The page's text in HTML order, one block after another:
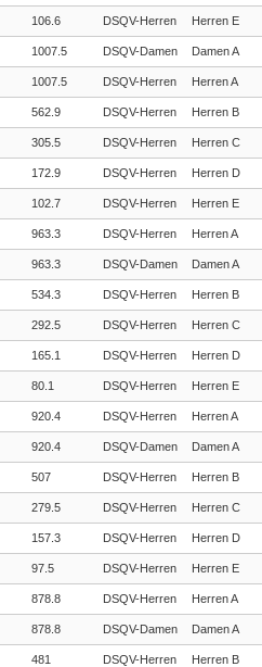
106.6 DSQV-Herren Herren E
1007.5 DSQV-Damen Damen A
1007.5 DSQV-Herren Herren A
562.9 DSQV-Herren Herren B
305.5 DSQV-Herren Herren C
172.9 DSQV-Herren Herren D
102.7 DSQV-Herren Herren E
963.3 DSQV-Herren Herren A
963.3 DSQV-Damen Damen A
534.3 DSQV-Herren Herren B
292.5 DSQV-Herren Herren C
165.1 DSQV-Herren Herren D
80.1 DSQV-Herren Herren E
920.4 DSQV-Herren Herren A
920.4 DSQV-Damen Damen A
507 DSQV-Herren Herren B
279.5 DSQV-Herren Herren C
157.3 DSQV-Herren Herren D
97.5 DSQV-Herren Herren E
878.8 DSQV-Herren Herren A
878.8 DSQV-Damen Damen A
481 DSQV-Herren Herren B